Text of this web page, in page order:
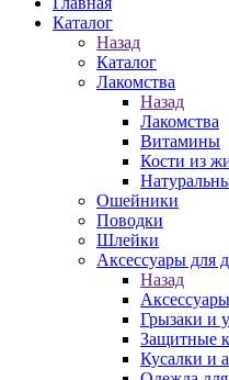
Каталог
Назад
Каталог
Лакомства
Назад
Лакомства
Витамины
Кости из
Ошейники
Поводки
Шлейки
Аксессуары для
Назад
Грызаки и
Защитные
Кусалки и